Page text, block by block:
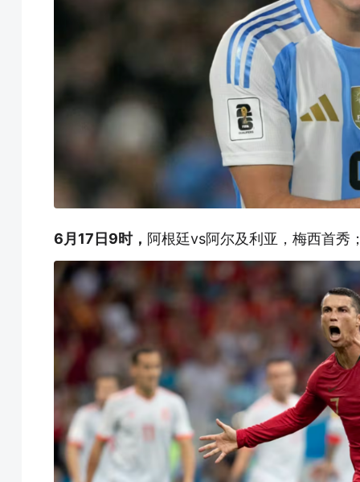
6月17日9时， 阿根廷vs阿尔及利亚，梅西首秀